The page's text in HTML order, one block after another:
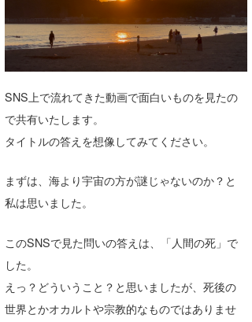
SNS上で流れてきた動画で面白いものを見たの
で共有いたします。
タイトルの答えを想像してみてください。
まずは、海より宇宙の方が謎じゃないのか？と
私は思いました。
このSNSで見た問いの答えは、「人間の死」で
した。
えっ？どういうこと？と思いましたが、死後の
世界とかオカルトや宗教的なものではありませ
沖縄
ライター/寄稿メディア
Core Surf Japan
Naoya Kimoto
Yasunari Inoue
メディア
Colors MAGAZINE
福島寿実子
波伝説スタッフ